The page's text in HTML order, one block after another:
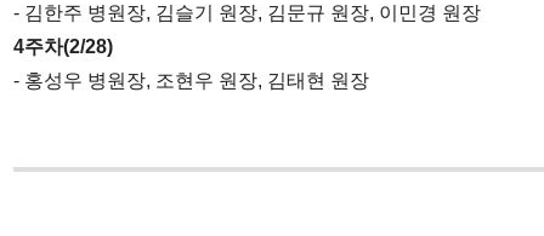
- 김한주 병원장, 김슬기 원장, 김문규 원장, 이민경 원장
4주차(2/28)
- 홍성우 병원장, 조현우 원장, 김태현 원장